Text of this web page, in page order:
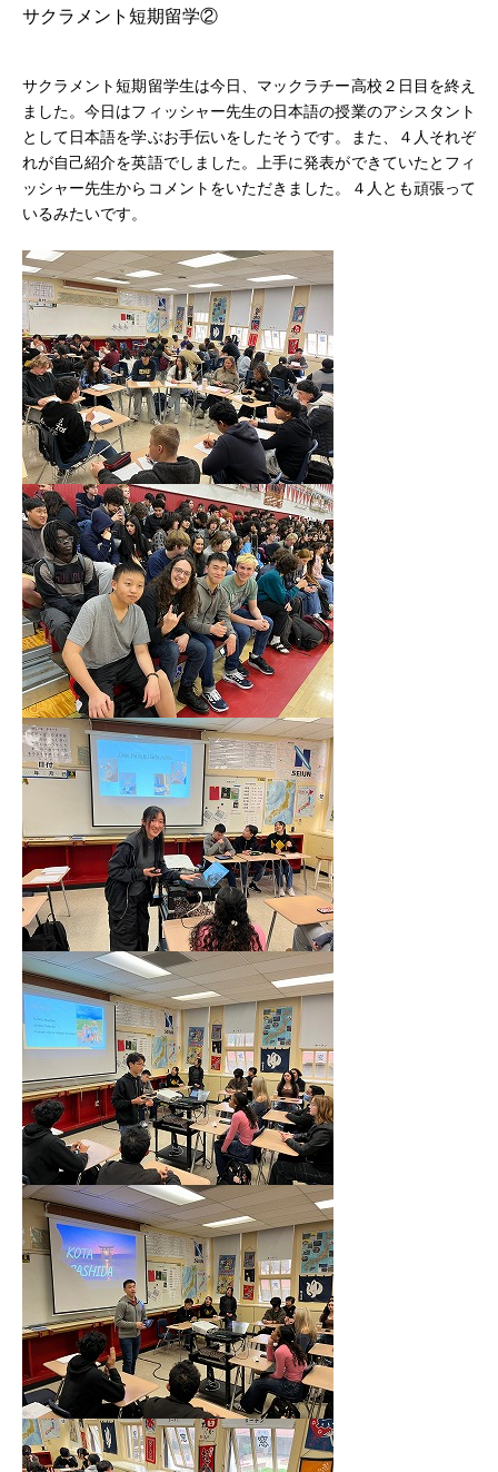
サクラメント短期留学②
サクラメント短期留学生は今日、マックラチー高校２日目を終え
ました。今日はフィッシャー先生の日本語の授業のアシスタント
として日本語を学ぶお手伝いをしたそうです。また、４人それぞ
れが自己紹介を英語でしました。上手に発表ができていたとフィ
ッシャー先生からコメントをいただきました。４人とも頑張って
いるみたいです。